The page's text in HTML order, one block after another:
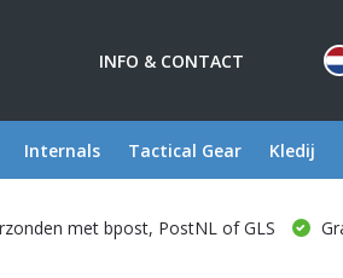
INFO & CONTACT
Internals Tactical Gear Kledij
met bpost, PostNL of GLS